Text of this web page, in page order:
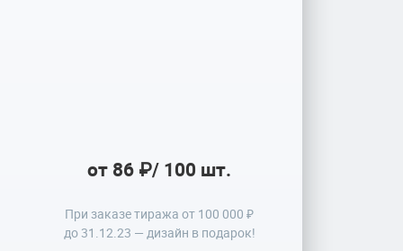
от 86 ₽/ 100 шт.
При заказе тиража от 100 000 ₽
до 31.12.23 — дизайн в подарок!